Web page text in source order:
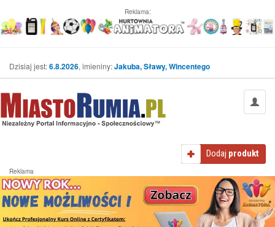
Reklama:
Dzisiaj jest:6.8.2026, imieniny:Jakuba, Sławy, Wincentego
Dodaj produkt
Reklama